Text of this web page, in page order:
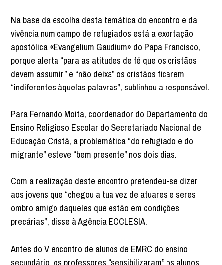
Na base da escolha desta temática do encontro e da
vivência num campo de refugiados está a exortação
apostólica «Evangelium Gaudium» do Papa Francisco,
porque alerta “para as atitudes de fé que os cristãos
devem assumir” e “não deixa” os cristãos ficarem
“indiferentes àquelas palavras”, sublinhou a responsável.
Para Fernando Moita, coordenador do Departamento do
Ensino Religioso Escolar do Secretariado Nacional de
Educação Cristã, a problemática “do refugiado e do
migrante” esteve “bem presente” nos dois dias.
Com a realização deste encontro pretendeu-se dizer
aos jovens que “chegou a tua vez de atuares e seres
ombro amigo daqueles que estão em condições
precárias”, disse à Agência ECCLESIA.
Antes do V encontro de alunos de EMRC do ensino
secundário, os professores “sensibilizaram” os alunos,